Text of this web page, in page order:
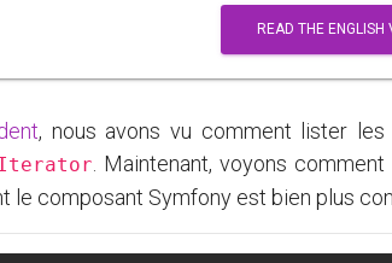
READ THE
, nous avons vu comment lister
. Maintenant, voyons
le composant Symfony est bien plus